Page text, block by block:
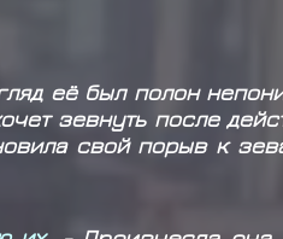
её был полон
зевнуть после
свой порыв к